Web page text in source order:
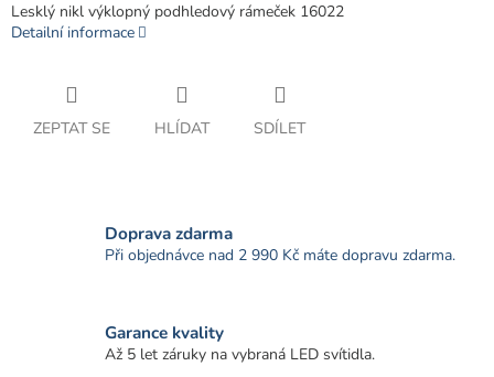
Lesklý nikl výklopný podhledový rámeček 16022
Detailní informace
ZEPTAT SE HLÍDAT SDÍLET
Doprava zdarma
Při objednávce nad 2 990 Kč máte dopravu zdarma.
Garance kvality
Až 5 let záruky na vybraná LED svítidla.